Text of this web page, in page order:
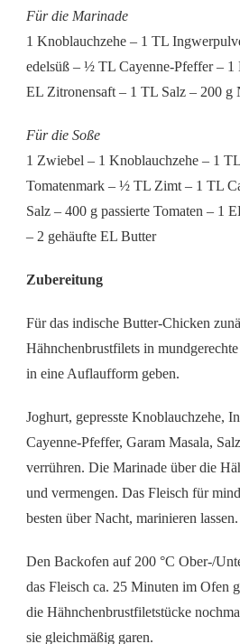
Für die Marinade
1 Knoblauchzehe – 1 TL
edelsüß – ½ TL Cayenne-Pfeffer – 1
EL Zitronensaft – 1 TL Salz – 200 g
Für die Soße
1 Zwiebel – 1 Knoblauchzehe – 1
Tomatenmark – ½ TL Zimt – 1 TL
Salz – 400 g passierte Tomaten – 1
– 2 gehäufte EL Butter
Zubereitung
Für das indische Butter-Chicken
Hähnchenbrustfilets in
in eine Auflaufform geben.
Joghurt, gepresste Knoblauchzehe,
Cayenne-Pfeffer, Garam Masala,
verrühren. Die Marinade über die
und vermengen. Das Fleisch für
besten über Nacht, marinieren lassen.
Den Backofen auf 200 °C Ober-/
das Fleisch ca. 25 Minuten im Ofen
die Hähnchenbrustfiletstücke
sie gleichmäßig garen.